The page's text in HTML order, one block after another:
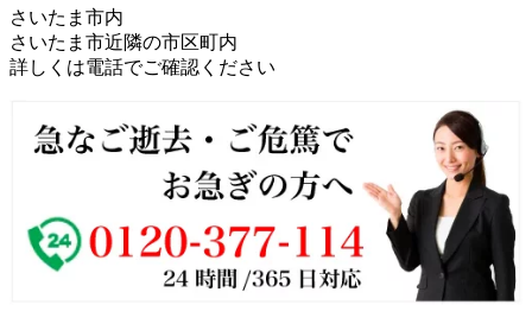
さいたま市内
さいたま市近隣の市区町内
詳しくは電話でご確認ください